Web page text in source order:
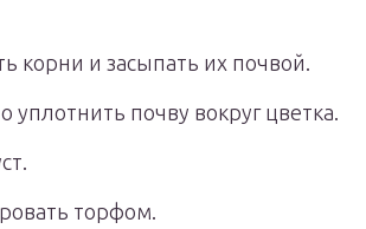
корни и засыпать их почвой.
уплотнить почву вокруг цветка.
торфом.